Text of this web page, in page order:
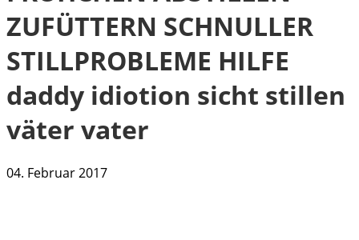
ZUFÜTTERN SCHNULLER
STILLPROBLEME HILFE
daddy idiotion sicht stillen
väter vater
04. Februar 2017